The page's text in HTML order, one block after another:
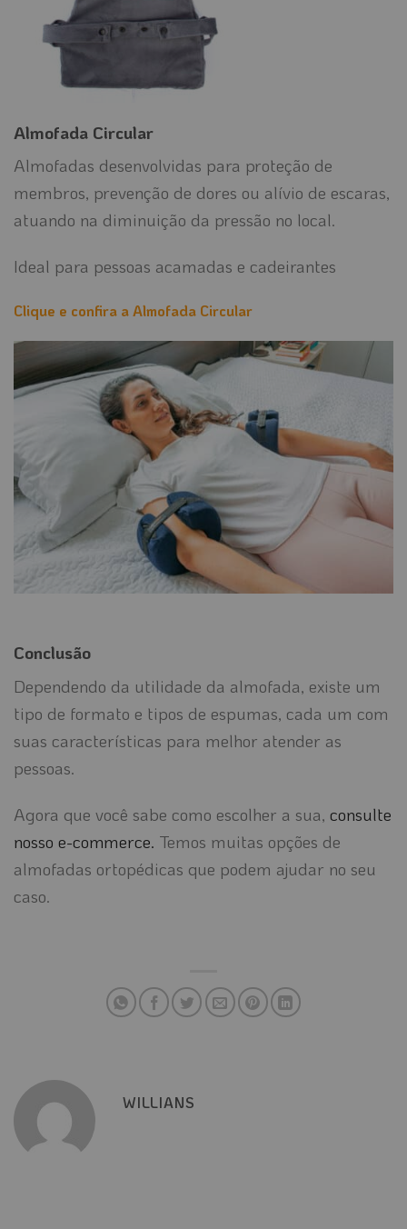
Almofada Circular
Almofadas desenvolvidas para proteção de
membros, prevenção de dores ou alívio de escaras,
atuando na diminuição da pressão no local.
Ideal para pessoas acamadas e cadeirantes
Clique e confira a Almofada Circular
Conclusão
Dependendo da utilidade da almofada, existe um
tipo de formato e tipos de espumas, cada um com
suas características para melhor atender as
pessoas.
Agora que você sabe como escolher a sua, consulte
nosso e-commerce. Temos muitas opções de
almofadas ortopédicas que podem ajudar no seu
caso.
WILLIANS